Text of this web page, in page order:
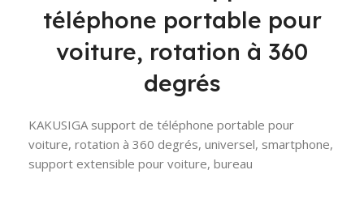
téléphone portable pour
voiture, rotation à 360
degrés
KAKUSIGA support de téléphone portable pour
voiture, rotation à 360 degrés, universel, smartphone,
support extensible pour voiture, bureau